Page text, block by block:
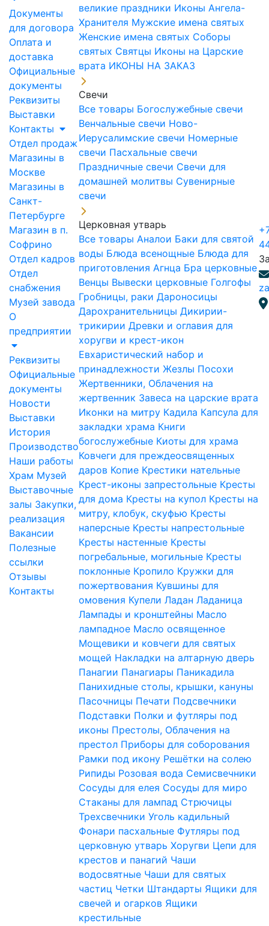
Документы
для договора
Оплата и
доставка
Официальные
документы
Реквизиты
Выставки
Контакты
Отдел продаж
Магазины в
Москве
Магазины в
Санкт-
Петербурге
Магазин в п.
Софрино
Отдел кадров
Отдел
снабжения
Музей завода
О
предприятии
Реквизиты
Официальные
документы
Новости
Выставки
История
Производство
Наши работы
Храм Музей
Выставочные
залы Закупки,
реализация
Вакансии
Полезные
ссылки
Отзывы
Контакты
великие праздники Иконы Ангела-
Хранителя Мужские имена святых
Женские имена святых Соборы
святых Святцы Иконы на Царские
врата ИКОНЫ НА ЗАКАЗ
Свечи
Все товары Богослужебные свечи
Венчальные свечи Ново-
Иерусалимские свечи Номерные
свечи Пасхальные свечи
Праздничные свечи Свечи для
домашней молитвы Сувенирные
свечи
Церковная утварь
Все товары Аналои Баки для святой
воды Блюда всенощные Блюда для
приготовления Агнца Бра церковные
Венцы Вывески церковные Голгофы
Гробницы, раки Дароносицы
Дарохранительницы Дикирии-
трикирии Древки и оглавия для
хоругви и крест-икон
Евхаристический набор и
принадлежности Жезлы Посохи
Жертвенники, Облачения на
жертвенник Завеса на царские врата
Иконки на митру Кадила Капсула для
закладки храма Книги
богослужебные Киоты для храма
Ковчеги для преждеосвященных
даров Копие Крестики нательные
Крест-иконы запрестольные Кресты
для дома Кресты на купол Кресты на
митру, клобук, скуфью Кресты
наперсные Кресты напрестольные
Кресты настенные Кресты
погребальные, могильные Кресты
поклонные Кропило Кружки для
пожертвования Кувшины для
омовения Купели Ладан Ладаница
Лампады и кронштейны Масло
лампадное Масло освященное
Мощевики и ковчеги для святых
мощей Накладки на алтарную дверь
Панагии Панагиары Паникадила
Панихидные столы, крышки, кануны
Пасочницы Печати Подсвечники
Подставки Полки и футляры под
иконы Престолы, Облачения на
престол Приборы для соборования
Рамки под икону Решётки на солею
Рипиды Розовая вода Семисвечники
Сосуды для елея Сосуды для миро
Стаканы для лампад Стрючицы
Трехсвечники Уголь кадильный
Фонари пасхальные Футляры под
церковную утварь Хоругви Цепи для
крестов и панагий Чаши
водосвятные Чаши для святых
частиц Четки Штандарты Ящики для
свечей и огарков Ящики
крестильные